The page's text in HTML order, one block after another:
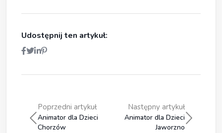
Udostępnij ten artykuł:
Poprzedni artykuł
Animator dla Dzieci
Chorzów
Następny artykuł
Animator dla Dzieci
Jaworzno